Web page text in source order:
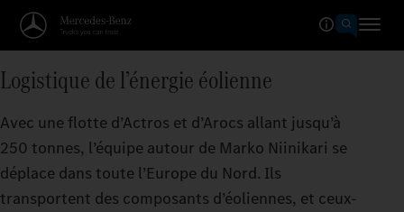
Logistique de l’énergie éolienne
Avec une flotte d’Actros et d’Arocs allant jusqu’à
250 tonnes, l’équipe autour de Marko Niinikari se
déplace dans toute l’Europe du Nord. Ils
transportent des composants d’éoliennes, et ceux-